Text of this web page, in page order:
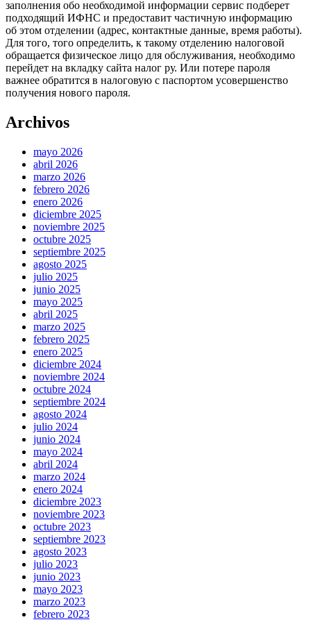
заполнения обо необходимой информации сервис подберет
подходящий ИФНС и предоставит частичную информацию
об этом отделении (адрес, контактные данные, время работы).
Для того, того определить, к такому отделению налоговой
обращается физическое лицо для обслуживания, необходимо
перейдет на вкладку сайта налог ру. Или потере пароля
важнее обратится в налоговую с паспортом усовершенство
получения нового пароля.
Archivos
mayo 2026
abril 2026
marzo 2026
febrero 2026
enero 2026
diciembre 2025
noviembre 2025
octubre 2025
septiembre 2025
agosto 2025
julio 2025
junio 2025
mayo 2025
abril 2025
marzo 2025
febrero 2025
enero 2025
diciembre 2024
noviembre 2024
octubre 2024
septiembre 2024
agosto 2024
julio 2024
junio 2024
mayo 2024
abril 2024
marzo 2024
enero 2024
diciembre 2023
noviembre 2023
octubre 2023
septiembre 2023
agosto 2023
julio 2023
junio 2023
mayo 2023
marzo 2023
febrero 2023